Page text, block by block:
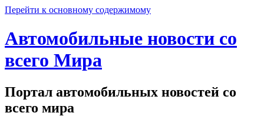
Перейти к основному содержимому
Автомобильные новости со
всего Мира
Портал автомобильных новостей со
всего мира